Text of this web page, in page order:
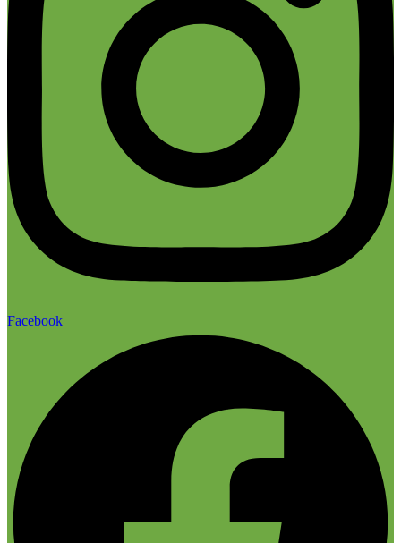
Facebook